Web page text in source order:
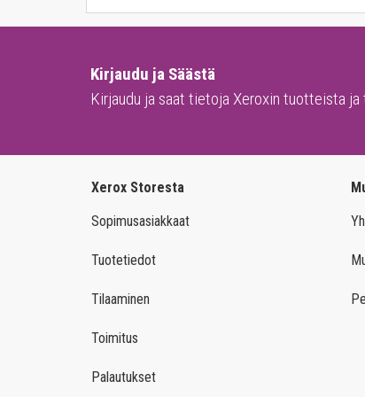
Kirjaudu ja Säästä
Kirjaudu ja saat tietoja Xeroxin tuotteista ja
Xerox Storesta
Sopimusasiakkaat
Tuotetiedot
Tilaaminen
Toimitus
Palautukset